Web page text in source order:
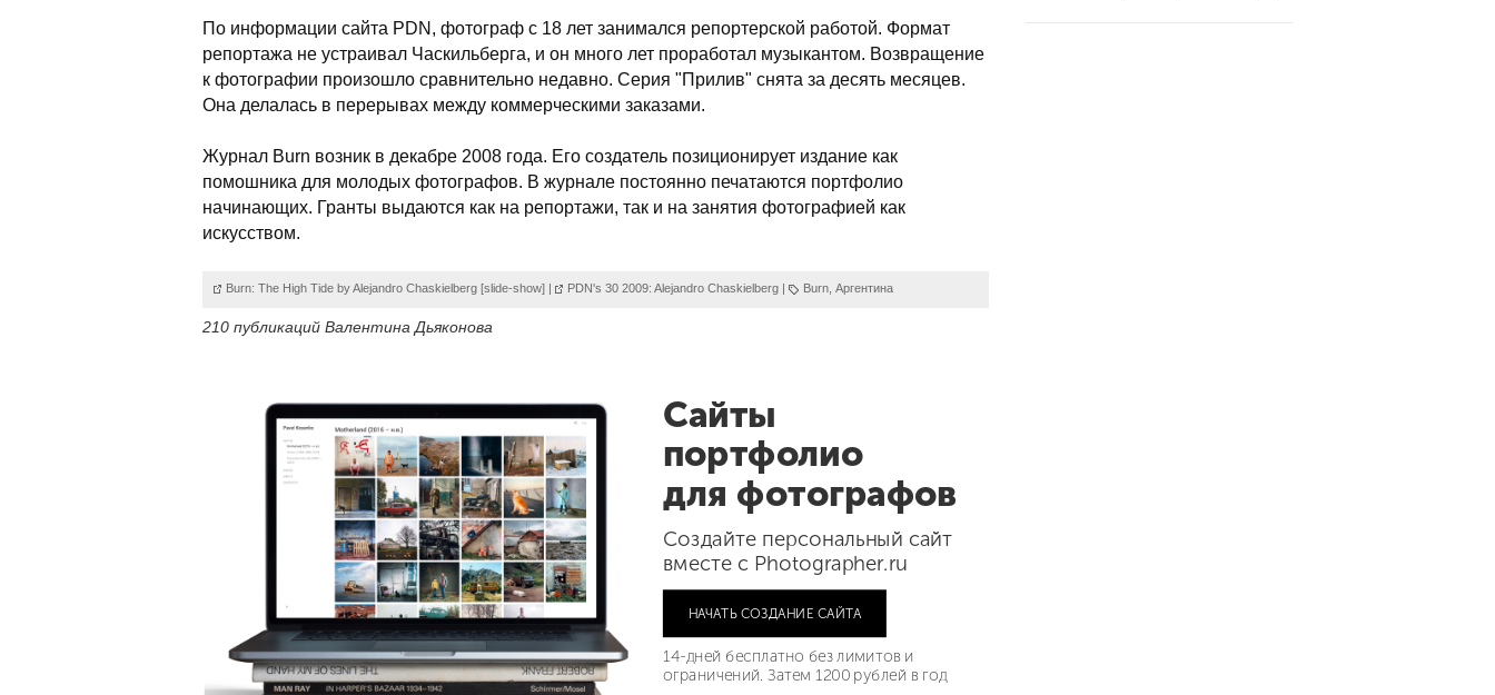
По информации сайта PDN, фотограф с 18 лет занимался репортерской работой. Формат
репортажа не устраивал Часкильберга, и он много лет проработал музыкантом. Возвращение
к фотографии произошло сравнительно недавно. Серия "Прилив" снята за десять месяцев.
Она делалась в перерывах между коммерческими заказами.
Журнал Burn возник в декабре 2008 года. Его создатель позиционирует издание как
помошника для молодых фотографов. В журнале постоянно печатаются портфолио
начинающих. Гранты выдаются как на репортажи, так и на занятия фотографией как
искусством.
Burn: The High Tide by Alejandro Chaskielberg [slide-show] | PDN's 30 2009: Alejandro Chaskielberg | Burn Аргентина
210 публикаций Валентина Дьяконова
Сайты
портфолио
для фотографов
Создайте персональный сайт
вместе с Photographer.ru
НАЧАТЬ СОЗДАНИЕ САЙТА
14-дней бесплатно без лимитов и
ограничений. Затем 1200 рублей в год